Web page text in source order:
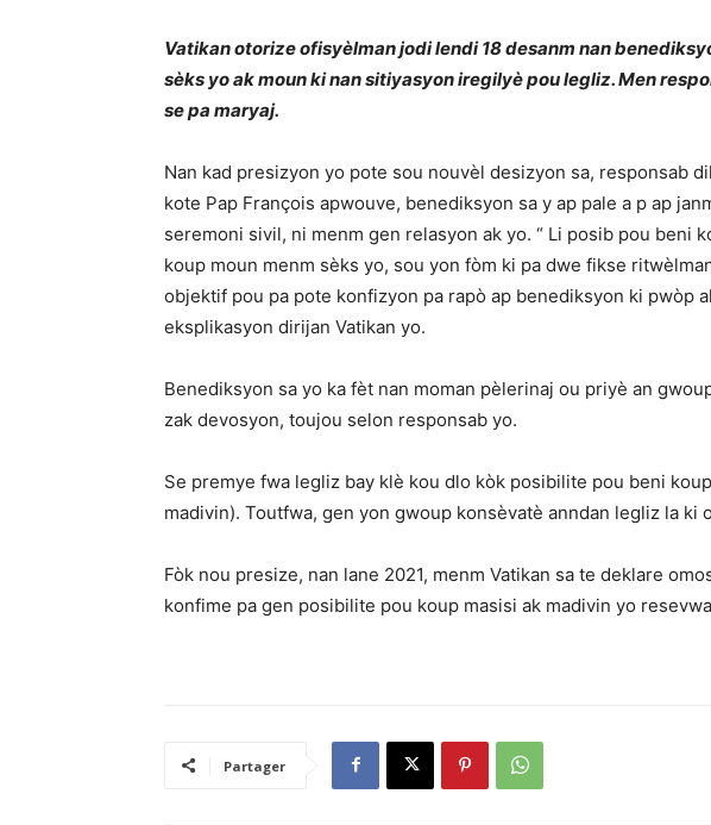
Vatikan otorize ofisyèlman jodi lendi 18 desanm nan
sèks yo ak moun ki nan sitiyasyon iregilyè pou legliz. Men
se pa maryaj.
Nan kad presizyon yo pote sou nouvèl desizyon sa, responsab
kote Pap François apwouve, benediksyon sa y ap pale a p ap
seremoni sivil, ni menm gen relasyon ak yo. “ Li posib pou beni
koup moun menm sèks yo, sou yon fòm ki pa dwe fikse
objektif pou pa pote konfizyon pa rapò ap benediksyon ki pwòp
eksplikasyon dirijan Vatikan yo.
Benediksyon sa yo ka fèt nan moman pèlerinaj ou priyè an
zak devosyon, toujou selon responsab yo.
Se premye fwa legliz bay klè kou dlo kòk posibilite pou beni
madivin). Toutfwa, gen yon gwoup konsèvatè anndan legliz la ki
Fòk nou presize, nan lane 2021, menm Vatikan sa te deklare
konfime pa gen posibilite pou koup masisi ak madivin yo
Partager